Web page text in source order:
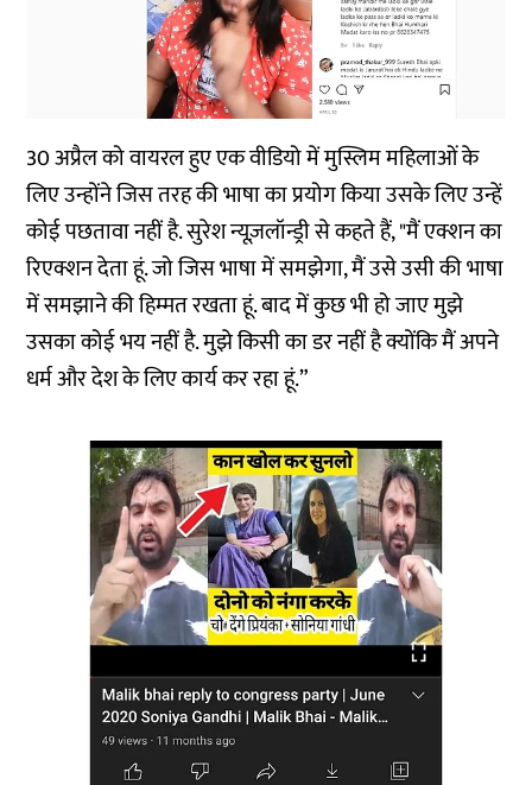
30 अप्रैल को वायरल हुए एक वीडियो में मुस्लिम महिलाओं के
लिए उन्होंने जिस तरह की भाषा का प्रयोग किया उसके लिए उन्हें
कोई पछतावा नहीं है. सुरेश न्यूज़लॉन्ड्री से कहते हैं, "मैं एक्शन का
रिएक्शन देता हूं. जो जिस भाषा में समझेगा, मैं उसे उसी की भाषा
में समझाने की हिम्मत रखता हूं. बाद में कुछ भी हो जाए मुझे
उसका कोई भय नहीं है. मुझे किसी का डर नहीं है क्योंकि मैं अपने
धर्म और देश के लिए कार्य कर रहा हूं.”